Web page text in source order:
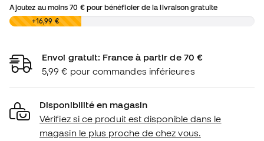
Ajoutez au moins70 €pour bénéficier de la livraison gratuite
0,00 € +16,99 €
Envoi gratuit: France à partir de 70 €
5,99 € pour commandes inférieures
Disponibilité en magasin
Vérifiez si ce produit est disponible dans le
magasin le plus proche de chez vous.